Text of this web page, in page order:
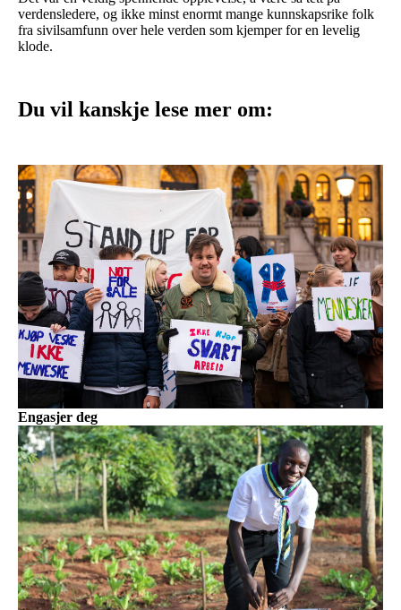
verdensledere, og ikke minst enormt mange kunnskapsrike folk
fra sivilsamfunn over hele verden som kjemper for en levelig
klode.
Du vil kanskje lese mer om:
Engasjer deg